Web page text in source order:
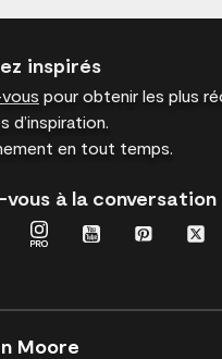
inspirés
pour obtenir les plus
d’inspiration.
en tout temps.
vous à la conversation
Moore